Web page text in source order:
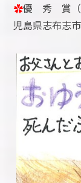
✿優 秀 賞（
児島県志布志